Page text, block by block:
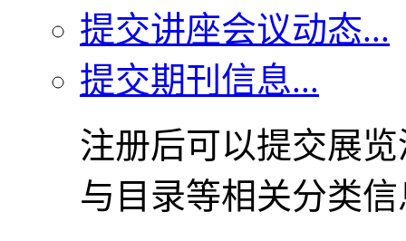
提交讲座会议动态...
提交期刊信息...
注册后可以提交展
与目录等相关分类